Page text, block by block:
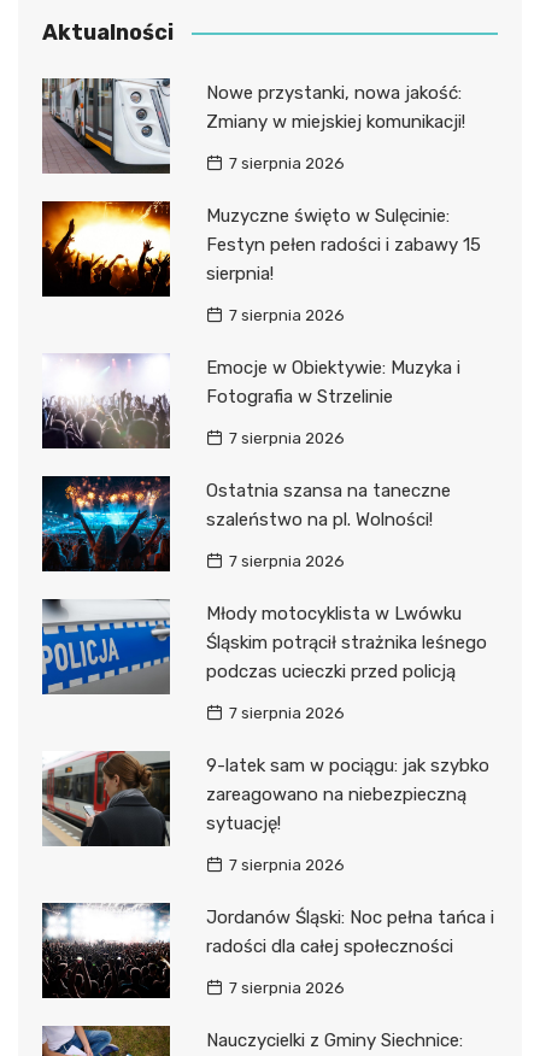
Aktualności
Nowe przystanki, nowa jakość:
Zmiany w miejskiej komunikacji!
7 sierpnia 2026
Muzyczne święto w Sulęcinie:
Festyn pełen radości i zabawy 15
sierpnia!
7 sierpnia 2026
Emocje w Obiektywie: Muzyka i
Fotografia w Strzelinie
7 sierpnia 2026
Ostatnia szansa na taneczne
szaleństwo na pl. Wolności!
7 sierpnia 2026
Młody motocyklista w Lwówku
Śląskim potrącił strażnika leśnego
podczas ucieczki przed policją
7 sierpnia 2026
9-latek sam w pociągu: jak szybko
zareagowano na niebezpieczną
sytuację!
7 sierpnia 2026
Jordanów Śląski: Noc pełna tańca i
radości dla całej społeczności
7 sierpnia 2026
Nauczycielki z Gminy Siechnice: